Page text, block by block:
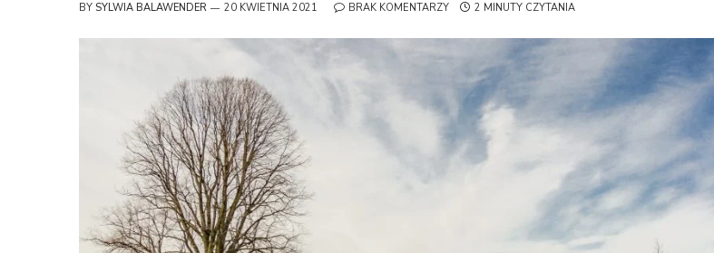
BY SYLWIA BALAWENDER 20 KWIETNIA 2021 BRAK KOMENTARZY 2 MINUTY CZYTANIA